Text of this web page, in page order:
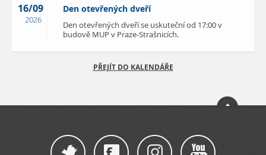
16/09
2026
Den otevřených dveří
Den otevřených dveří se uskuteční od 17:00 v
budově MUP v Praze-Strašnicích.
PŘEJÍT DO KALENDÁŘE